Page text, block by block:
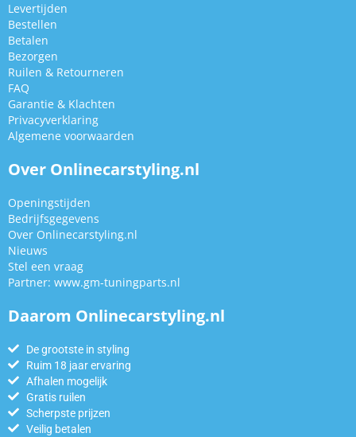
Levertijden
Bestellen
Betalen
Bezorgen
Ruilen & Retourneren
FAQ
Garantie & Klachten
Privacyverklaring
Algemene voorwaarden
Over Onlinecarstyling.nl
Openingstijden
Bedrijfsgegevens
Over Onlinecarstyling.nl
Nieuws
Stel een vraag
Partner: www.gm-tuningparts.nl
Daarom Onlinecarstyling.nl
De grootste in styling
Ruim 18 jaar ervaring
Afhalen mogelijk
Gratis ruilen
Scherpste prijzen
Veilig betalen